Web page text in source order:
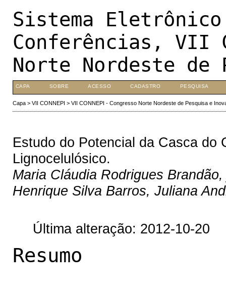
Sistema
Conferências, VII
Norte Nordeste de
CAPA SOBRE ACESSO CADASTRO PESQUISA
Capa> VII CONNEPI > VII CONNEPI - Congresso Norte Nordeste de Pesquisa e
Estudo do Potencial da Casca do
Lignocelulósico.
Maria Cláudia Rodrigues
Henrique Silva Barros, Juliana
Última alteração: 2012-10-20
Resumo